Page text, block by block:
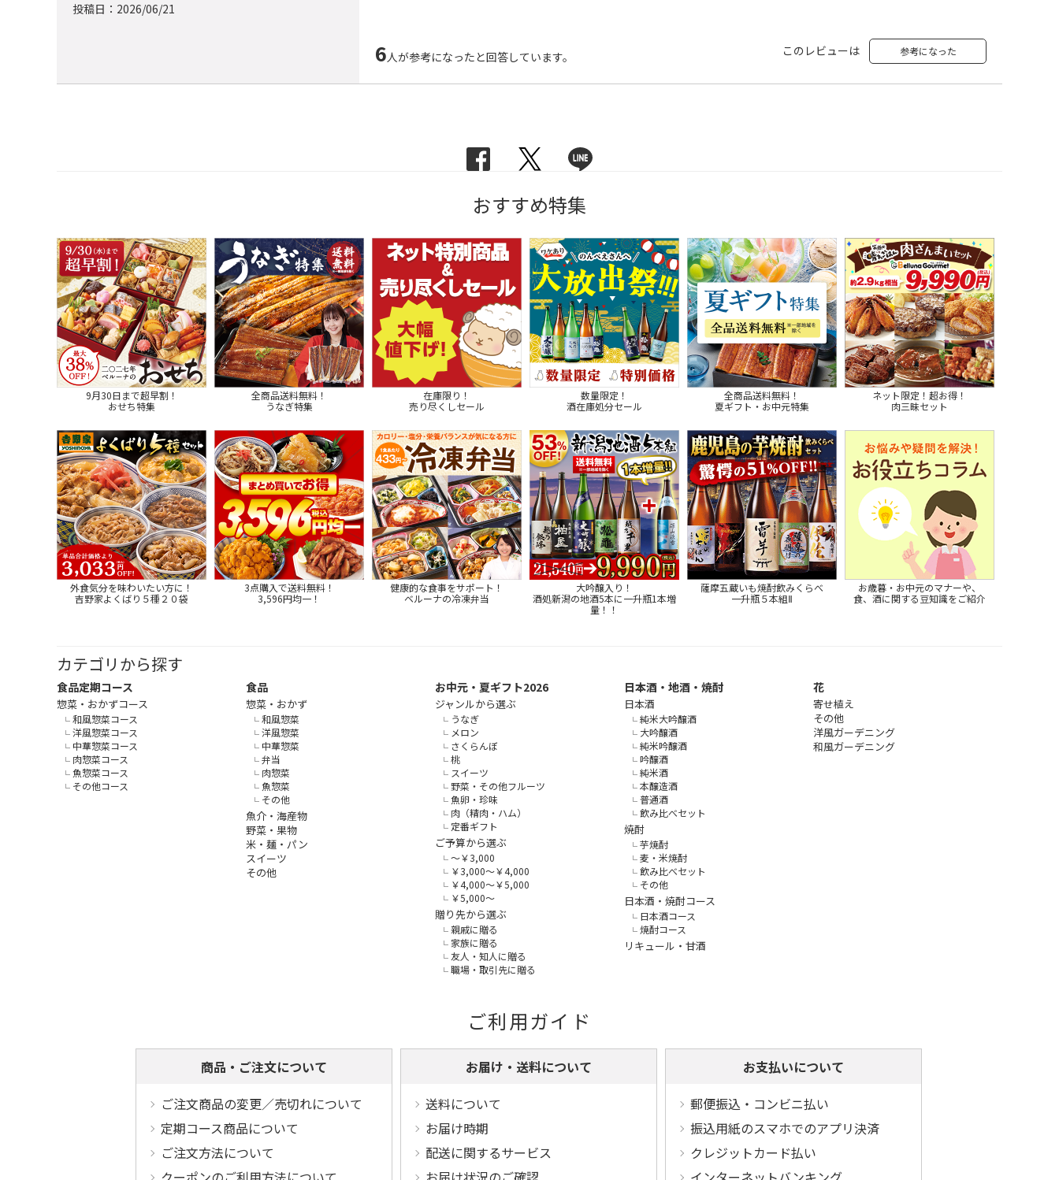
投稿日：2026/06/21
6人が参考になったと回答しています。 このレビューは 参考になった
おすすめ特集
9月30日まで超早割！
おせち特集
全商品送料無料！
うなぎ特集
在庫限り！
売り尽くしセール
数量限定！
酒在庫処分セール
全商品送料無料！
夏ギフト・お中元特集
ネット限定！超お得！
肉三昧セット
外食気分を味わいたい方に！
吉野家よくばり５種２０袋
3点購入で送料無料！
3,596円均一！
健康的な食事をサポート！
ベルーナの冷凍弁当
大吟醸入り！
酒処新潟の地酒5本に一升瓶1本増
量！！
薩摩五蔵いも焼酎飲みくらべ
一升瓶５本組Ⅱ
お歳暮・お中元のマナーや、
食、酒に関する豆知識をご紹介
カテゴリから探す
食品定期コース
惣菜・おかずコース
和風惣菜コース
洋風惣菜コース
中華惣菜コース
肉惣菜コース
魚惣菜コース
その他コース
食品
惣菜・おかず
和風惣菜
洋風惣菜
中華惣菜
弁当
肉惣菜
魚惣菜
その他
魚介・海産物
野菜・果物
米・麺・パン
スイーツ
その他
お中元・夏ギフト2026
ジャンルから選ぶ
うなぎ
メロン
さくらんぼ
桃
スイーツ
野菜・その他フルーツ
魚卵・珍味
肉（精肉・ハム）
定番ギフト
ご予算から選ぶ
～￥3,000
￥3,000～￥4,000
￥4,000～￥5,000
￥5,000～
贈り先から選ぶ
親戚に贈る
家族に贈る
友人・知人に贈る
職場・取引先に贈る
日本酒・地酒・焼酎
日本酒
純米大吟醸酒
大吟醸酒
純米吟醸酒
吟醸酒
純米酒
本醸造酒
普通酒
飲み比べセット
焼酎
芋焼酎
麦・米焼酎
飲み比べセット
その他
日本酒・焼酎コース
日本酒コース
焼酎コース
リキュール・甘酒
花
寄せ植え
その他
洋風ガーデニング
和風ガーデニング
ご利用ガイド
商品・ご注文について
ご注文商品の変更／売切れについて
定期コース商品について
ご注文方法について
お届け・送料について
送料について
お届け時期
配送に関するサービス
お支払いについて
郵便振込・コンビニ払い
振込用紙のスマホでのアプリ決済
クレジットカード払い